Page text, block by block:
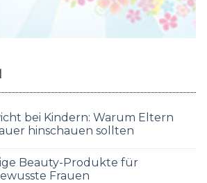
bei Kindern: Warum Eltern
hinschauen sollten
Beauty-Produkte für
Frauen